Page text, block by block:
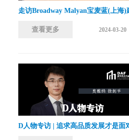
走访Broadway Malyan宝麦蓝(上海)
查看更多 2024-03-20
D人物专访 | 追求高品质发展才是面